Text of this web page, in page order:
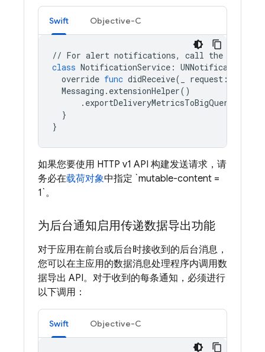
Swift Objective-C
// For alert notifications, call the
class NotificationService :
override func didReceive( request :
Messaging . extensionHelper()
. exportDeliveryMetricsToBigQuery
}
}
如果您要使用 HTTP v1 API 构建发送请求，请
务必在载荷对象中指定 `mutable-content =
1`。
为后台通知启用传递数据导出功能
对于应用在前台或后台时接收到的后台消息，
您可以在主应用的数据消息处理程序内调用数
据导出 API。对于收到的每条通知，必须进行
以下调用：
Swift Objective-C